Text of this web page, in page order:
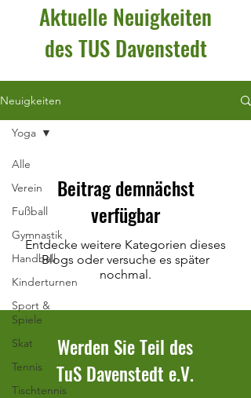
Aktuelle Neuigkeiten
des TUS Davenstedt
Neuigkeiten
Alle
Verein
Fußball
Gymnastik
Handball
Kinderturnen
Sport &
Spiele
Skat
Tennis
Tischtennis
Yoga
Beitrag demnächst
verfügbar
Entdecke weitere Kategorien dieses
Blogs oder versuche es später
nochmal.
Werden Sie Teil des
TuS Davenstedt e.V.